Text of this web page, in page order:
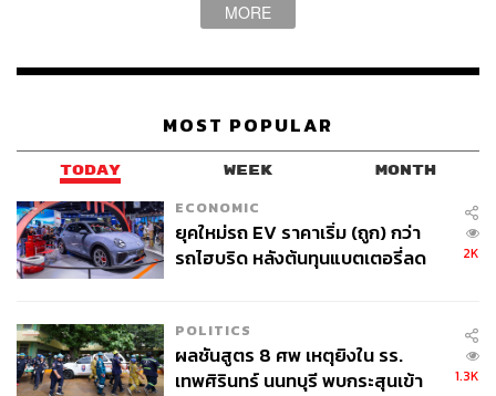
MORE
MOST POPULAR
TODAY WEEK MONTH
ECONOMIC
ยุคใหม่รถ EV ราคาเริ่ม (ถูก) กว่า
รถไฮบริด หลังต้นทุนแบตเตอรี่ลด
2K
POLITICS
ผลชันสูตร 8 ศพ เหตุยิงใน รร.
เทพศิรินทร์ นนทบุรี พบกระสุนเข้า
1.3K